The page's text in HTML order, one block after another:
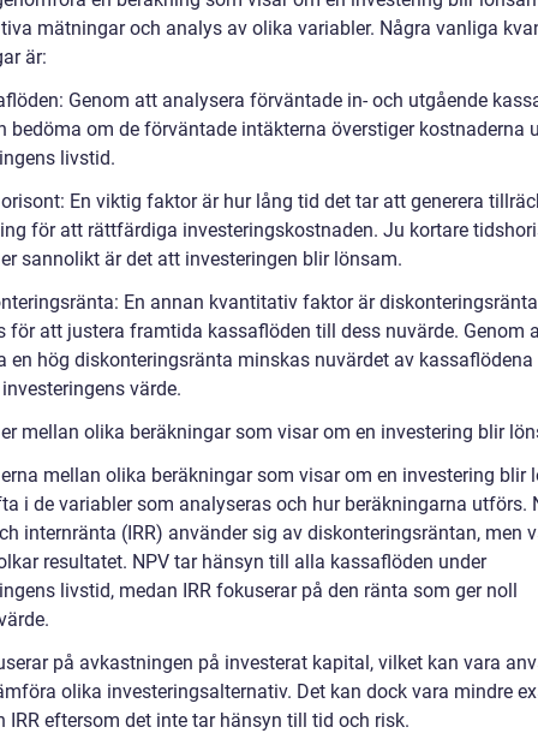
mätningar och analys av olika variabler. Några vanliga
är:
Genom att analysera förväntade in- och utgående
bedöma om de förväntade intäkterna överstiger kostnaderna
livstid.
En viktig faktor är hur lång tid det tar att generera
för att rättfärdiga investeringskostnaden. Ju kortare
sannolikt är det att investeringen blir lönsam.
En annan kvantitativ faktor är
för att justera framtida kassaflöden till dess nuvärde. Genom
en hög diskonteringsränta minskas nuvärdet av kassaflödena
värde.
mellan olika beräkningar som visar om en investering blir
mellan olika beräkningar som visar om en investering blir
i de variabler som analyseras och hur beräkningarna utförs.
internränta (IRR) använder sig av diskonteringsräntan, men
resultatet. NPV tar hänsyn till alla kassaflöden under
livstid, medan IRR fokuserar på den ränta som ger noll
på avkastningen på investerat kapital, vilket kan vara
olika investeringsalternativ. Det kan dock vara mindre
IRR eftersom det inte tar hänsyn till tid och risk.